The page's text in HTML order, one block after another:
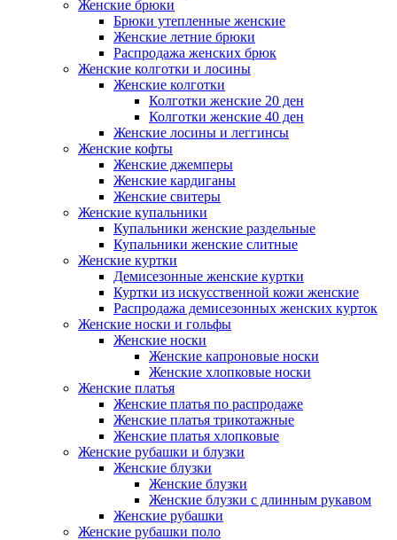
Женские брюки
Брюки утепленные женские
Женские летние брюки
Распродажа женских брюк
Женские колготки и лосины
Женские колготки
Колготки женские 20 ден
Колготки женские 40 ден
Женские лосины и леггинсы
Женские кофты
Женские джемперы
Женские кардиганы
Женские свитеры
Женские купальники
Купальники женские раздельные
Купальники женские слитные
Женские куртки
Демисезонные женские куртки
Куртки из искусственной кожи женские
Распродажа демисезонных женских курток
Женские носки и гольфы
Женские носки
Женские капроновые носки
Женские хлопковые носки
Женские платья
Женские платья по распродаже
Женские платья трикотажные
Женские платья хлопковые
Женские рубашки и блузки
Женские блузки
Женские блузки
Женские блузки с длинным рукавом
Женские рубашки
Женские рубашки поло